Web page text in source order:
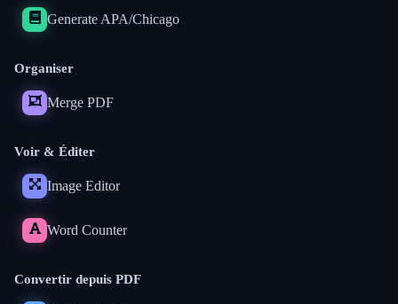
Generate APA/Chicago
Organiser
Merge PDF
Voir & Éditer
Image Editor
Word Counter
Convertir depuis PDF